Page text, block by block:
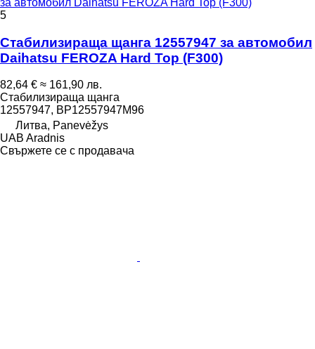
5
Стабилизираща щанга 12557947 за автомобил
Daihatsu FEROZA Hard Top (F300)
82,64 € ≈ 161,90 лв.
Стабилизираща щанга
12557947, BP12557947M96
Литва, Panevėžys
UAB Aradnis
Свържете се с продавача